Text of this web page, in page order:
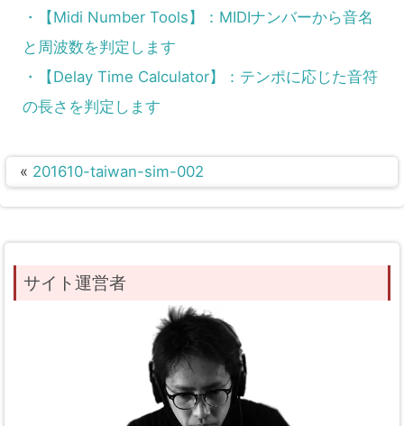
・【Midi Number Tools】：MIDIナンバーから音名
と周波数を判定します
・【Delay Time Calculator】：テンポに応じた音符
の長さを判定します
« 201610-taiwan-sim-002
サイト運営者